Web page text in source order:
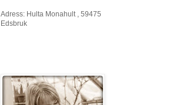
Adress: Hulta Monahult , 59475
Edsbruk